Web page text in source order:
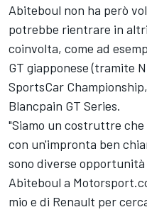
Abiteboul non ha però
potrebbe rientrare in
coinvolta, come ad
GT giapponese (tramite
SportsCar
Blancpain GT Series.
"Siamo un costruttre
con un'impronta ben
sono diverse
Abiteboul a
mio e di Renault per